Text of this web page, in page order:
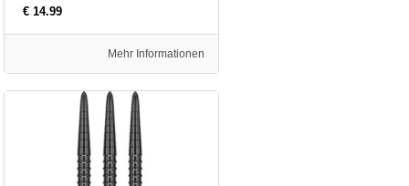
€ 14.99
Mehr Informationen